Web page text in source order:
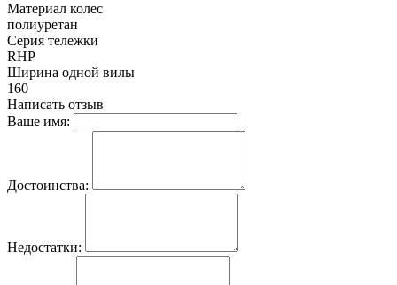
Материал колес
полиуретан
Серия тележки
RHP
Ширина одной вилы
160
Написать отзыв
Ваше имя:
Достоинства:
Недостатки: